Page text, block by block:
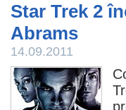
Star Trek 2
Abrams
14.09.2011